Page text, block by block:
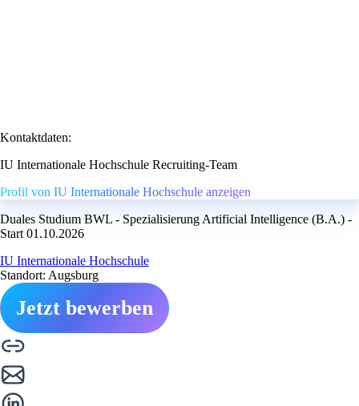
Kontaktdaten:
IU Internationale Hochschule Recruiting-Team
Profil von IU Internationale Hochschule anzeigen
Duales Studium BWL - Spezialisierung Artificial Intelligence (B.A.) -
Start 01.10.2026
IU Internationale Hochschule
Standort: Augsburg
Jetzt bewerben